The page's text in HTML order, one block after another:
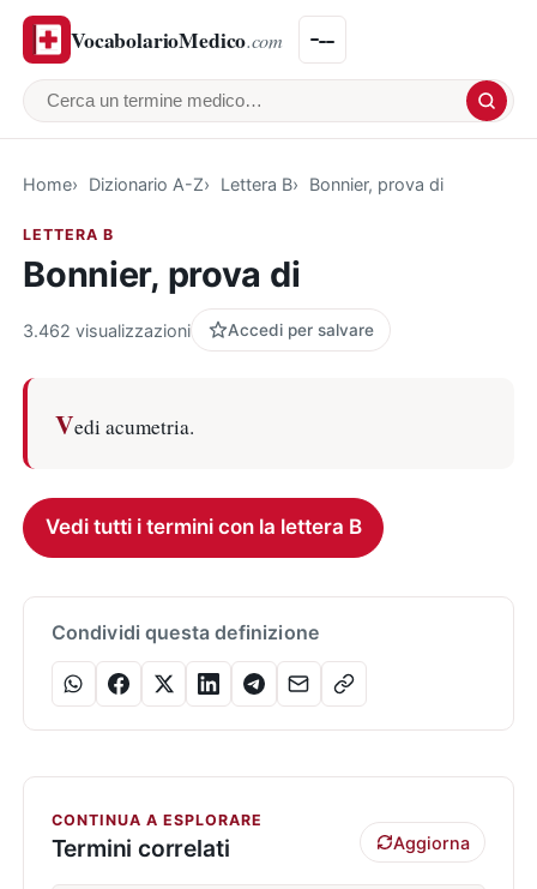
VocabolarioMedico.com
Cerca un termine medico
Home Dizionario A-Z Lettera B Bonnier, prova di
LETTERA B
Bonnier, prova di
3.462 visualizzazioni Accedi per salvare
Vedi acumetria.
Vedi tutti i termini con la lettera B
Condividi questa definizione
CONTINUA A ESPLORARE
Termini correlati Aggiorna